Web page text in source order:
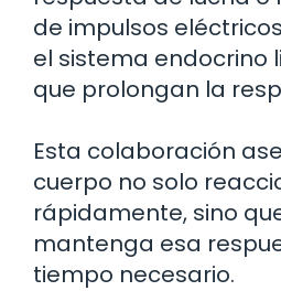
de impulsos
el sistema endocrino
que prolongan la
Esta colaboración
cuerpo no solo
rápidamente, sino
mantenga esa
tiempo necesario.